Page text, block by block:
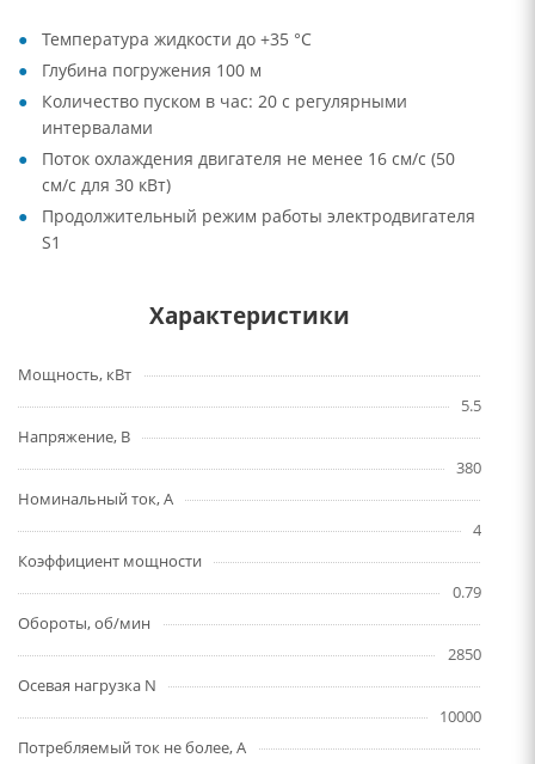
Температура жидкости до +35 °C
Глубина погружения 100 м
Количество пуском в час: 20 с регулярными
интервалами
Поток охлаждения двигателя не менее 16 см/с (50
см/с для 30 кВт)
Продолжительный режим работы электродвигателя
S1
Характеристики
Мощность, кВт
5.5
Напряжение, В
380
Номинальный ток, А
4
Коэффициент мощности
0.79
Обороты, об/мин
2850
Осевая нагрузка N
10000
Потребляемый ток не более, А